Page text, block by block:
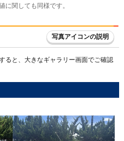
に関しても同様です。
写真アイコンの説明
ると、大きなギャラリー画面でご確認